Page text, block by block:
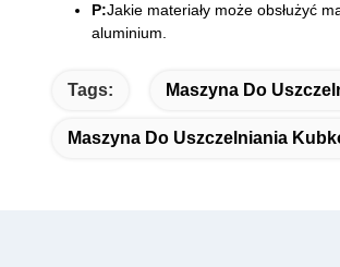
P:Jakie materiały może obsłużyć
aluminium.
Tags: Maszyna Do
Maszyna Do Uszczelniania